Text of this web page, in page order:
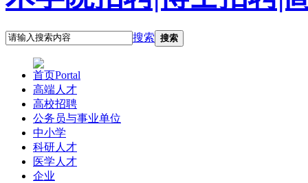
搜索 搜索
首页Portal
高端人才
高校招聘
公务员与事业单位
中小学
科研人才
医学人才
企业